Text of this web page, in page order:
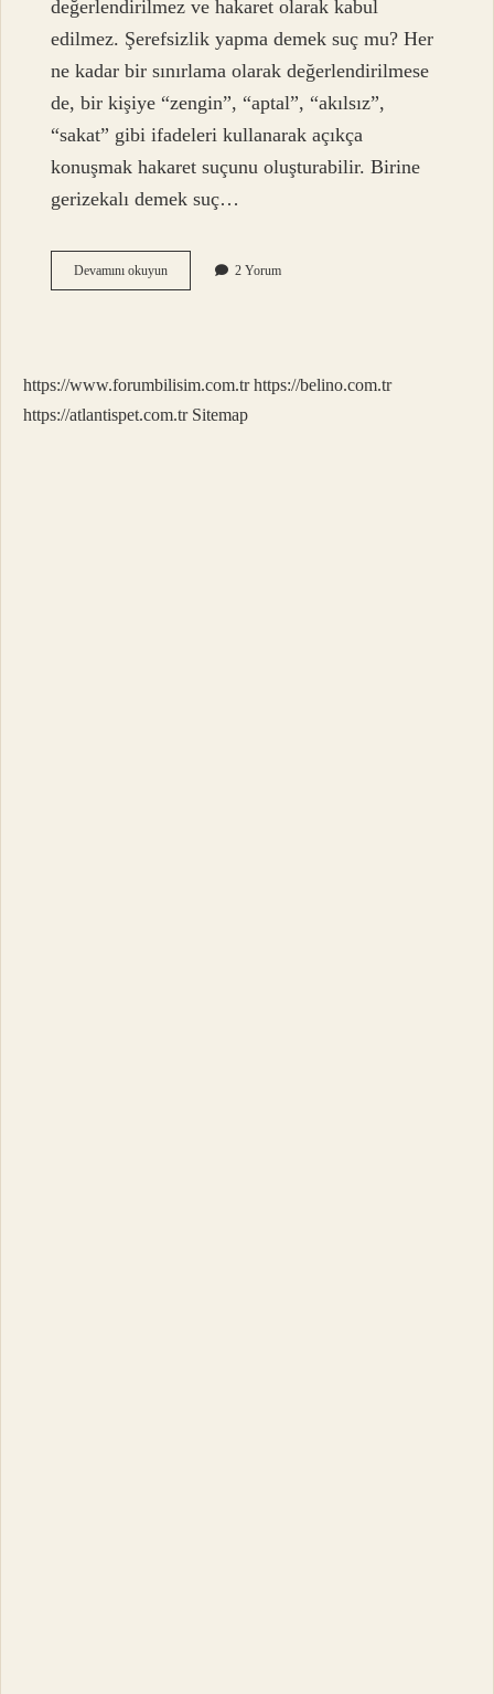
değerlendirilmez ve hakaret olarak kabul
edilmez. Şerefsizlik yapma demek suç mu? Her
ne kadar bir sınırlama olarak değerlendirilmese
de, bir kişiye “zengin”, “aptal”, “akılsız”,
“sakat” gibi ifadeleri kullanarak açıkça
konuşmak hakaret suçunu oluşturabilir. Birine
gerizekalı demek suç…
Devamını okuyunBirine
Vicdansız
2 Yorum
https://www.forumbilisim.com.tr https://belino.com.tr
https://atlantispet.com.tr Sitemap